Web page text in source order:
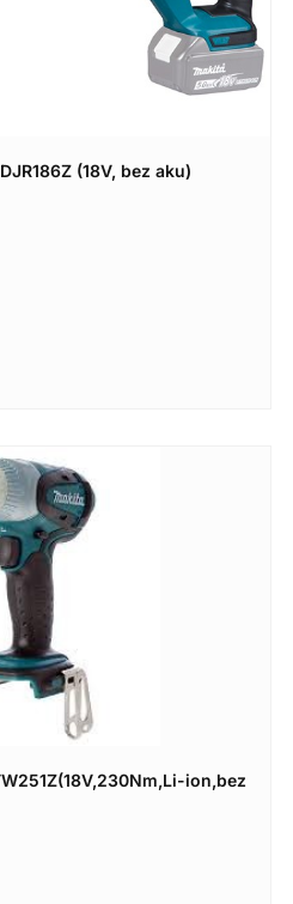
(18V, bez aku)
ion,bez